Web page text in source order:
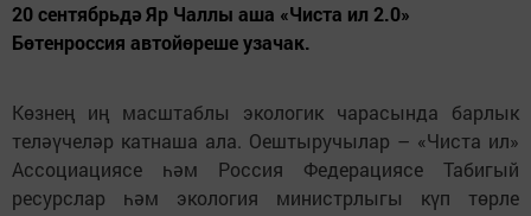
20 сентябрьдә Яр Чаллы аша «Чиста ил 2.0»
Бөтенроссия автойөреше узачак.
Көзнең иң масштаблы экологик чарасында барлык
теләүчеләр катнаша ала. Оештыручылар – «Чиста ил»
Ассоциациясе һәм Россия Федерациясе Табигый
ресурслар һәм экология министрлыгы күп төрле